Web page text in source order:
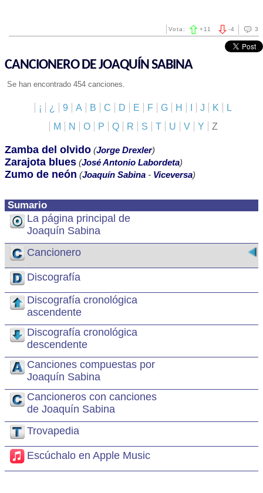
3
-4
Vota: +11
CANCIONERO DE JOAQUÍN SABINA
Se han encontrado 454 canciones.
¡ ¿ 9 A B C D E F G H J K
L
M
N O P Q R S T U V Y Z
Sumario
La página principal de
Joaquín Sabina
Cancionero
Discografía
Discografía cronológica
ascendente
Discografía cronológica
descendente
Canciones compuestas por
Joaquín Sabina
Cancioneros con canciones
de Joaquín Sabina
Trovapedia
Escúchalo en Apple Music
Zamba del olvido (Jorge Drexler)
Zarajota blues (José Antonio Labordeta)
Zumo de neón (Joaquín Sabina - Viceversa)